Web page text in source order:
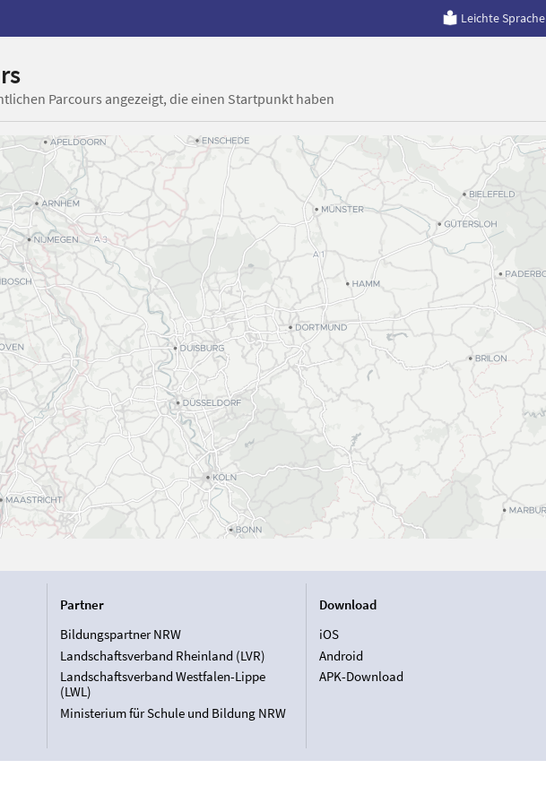
Leichte Sprache
Parcours angezeigt, die einen Startpunkt haben
Partner
Bildungspartner NRW
Landschaftsverband Rheinland (LVR)
Landschaftsverband Westfalen-Lippe
(LWL)
Ministerium für Schule und Bildung NRW
Download
iOS
Android
APK-Download